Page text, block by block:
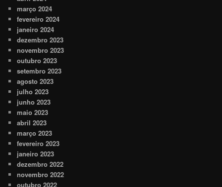
março 2024
fevereiro 2024
janeiro 2024
dezembro 2023
novembro 2023
outubro 2023
setembro 2023
agosto 2023
julho 2023
junho 2023
maio 2023
abril 2023
março 2023
fevereiro 2023
janeiro 2023
dezembro 2022
novembro 2022
outubro 2022